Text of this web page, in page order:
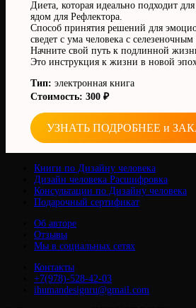
Диета, которая идеально подходит для
ядом для Рефлектора.
Способ принятия решений для
сведет с ума человека с селезеночным
Начните свой путь к подлинной
Это инструкция к жизни в новой
Тип: электронная книга
Стоимость: 300 ₽
УЗНАТЬ ПОДРОБНЕЕ и
Книги по Дизайну человека
Дизайн человека Расшифровка
Консультации по Дизайну человека
Подарочный сертификат
Об авторе
Отзывы
Мы в социальных сетях
Контакты
+7(978)-528-42-03
ihumandesignru@gmail.com